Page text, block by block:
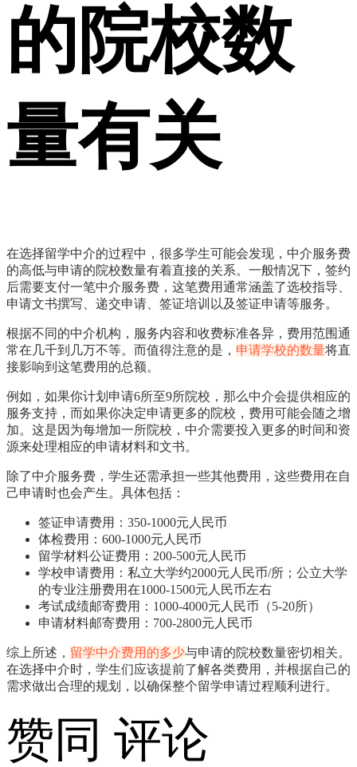
的院校数
量有关
在选择留学中介的过程中，很多学生可能会发现，中介服务费
的高低与申请的院校数量有着直接的关系。一般情况下，签约
后需要支付一笔中介服务费，这笔费用通常涵盖了选校指导、
申请文书撰写、递交申请、签证培训以及签证申请等服务。
根据不同的中介机构，服务内容和收费标准各异，费用范围通
常在几千到几万不等。而值得注意的是， 申请学校的数量将直
接影响到这笔费用的总额。
例如，如果你计划申请6所至9所院校，那么中介会提供相应的
服务支持，而如果你决定申请更多的院校，费用可能会随之增
加。这是因为每增加一所院校，中介需要投入更多的时间和资
源来处理相应的申请材料和文书。
除了中介服务费，学生还需承担一些其他费用，这些费用在自
己申请时也会产生。具体包括：
签证申请费用：350-1000元人民币
体检费用：600-1000元人民币
留学材料公证费用：200-500元人民币
学校申请费用：私立大学约2000元人民币/所；公立大学
的专业注册费用在1000-1500元人民币左右
考试成绩邮寄费用：1000-4000元人民币（5-20所）
申请材料邮寄费用：700-2800元人民币
综上所述， 留学中介费用的多少与申请的院校数量密切相关。
在选择中介时，学生们应该提前了解各类费用，并根据自己的
需求做出合理的规划，以确保整个留学申请过程顺利进行。
赞同 评论